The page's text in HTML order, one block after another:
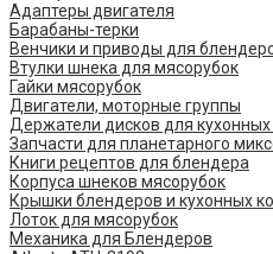
Адаптеры двигателя
Барабаны-терки
Венчики и приводы для
Втулки шнека для мясорубок
Гайки мясорубок
Двигатели, моторные группы
Держатели дисков для
Запчасти для планетарного
Книги рецептов для блендера
Корпуса шнеков мясорубок
Крышки блендеров и кухонных
Лоток для мясорубок
Механика для Блендеров